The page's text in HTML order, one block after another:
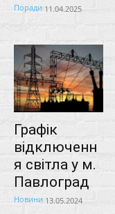
Поради 11.04.2025
Графік
відключенн
я світла у м.
Павлоград
Новини 13.05.2024